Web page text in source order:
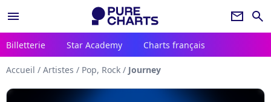
menu newsletter search
Billetterie Star Academy Charts français
Accueil / Artistes / Pop, Rock / Journey